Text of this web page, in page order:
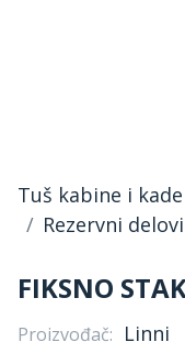
Tuš kabine i kade
Rezervni
FIKSNO
Proizvođač: Linni